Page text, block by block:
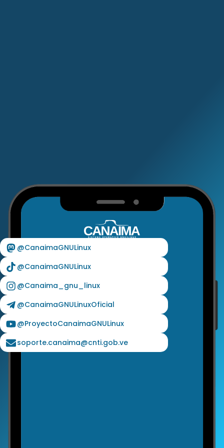
@CanaimaGNULinux
@CanaimaGNULinux
@Canaima_gnu_linux
@CanaimaGNULinuxOficial
@ProyectoCanaimaGNULinux
soporte.canaima@cnti.gob.ve